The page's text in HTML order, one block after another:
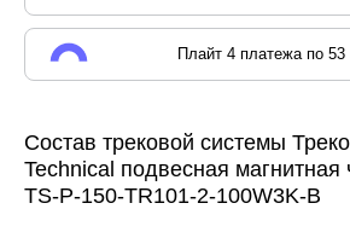
Плайт 4 платежа по 53
Состав трековой системы
Technical подвесная магнитная
TS-P-150-TR101-2-100W3K-B